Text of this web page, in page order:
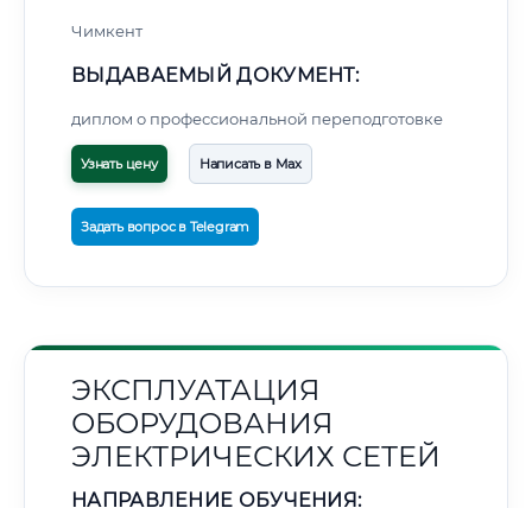
Чимкент
ВЫДАВАЕМЫЙ ДОКУМЕНТ:
диплом о профессиональной переподготовке
Узнать цену Написать в Max
Задать вопрос в Telegram
ЭКСПЛУАТАЦИЯ
ОБОРУДОВАНИЯ
ЭЛЕКТРИЧЕСКИХ СЕТЕЙ
НАПРАВЛЕНИЕ ОБУЧЕНИЯ: